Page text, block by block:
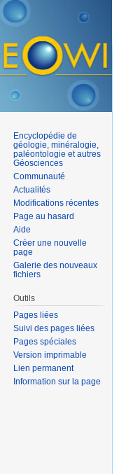
Encyclopédie de
géologie, minéralogie,
paléontologie et autres
Géosciences
Communauté
Actualités
Modifications récentes
Page au hasard
Aide
Créer une nouvelle
page
Galerie des nouveaux
fichiers
Outils
Pages liées
Suivi des pages liées
Pages spéciales
Version imprimable
Lien permanent
Information sur la page